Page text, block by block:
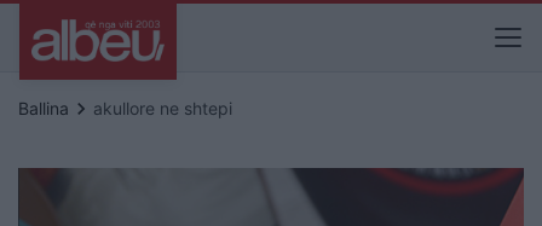
Ballina keyboard_arrow_right akullore ne shtepi